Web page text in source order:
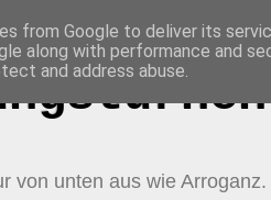
von unten aus wie Arroganz.
from Google to deliver its
along with performance and
and address abuse.